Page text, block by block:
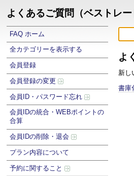
よくあるご質問（ベストレー
FAQ ホーム
全カテゴリーを表示する
会員登録
会員登録の変更
会員ID・パスワード忘れ
会員IDの統合・WEBポイントの
合算
会員IDの削除・退会
プラン内容について
予約に関すること
よ
新し
書庫